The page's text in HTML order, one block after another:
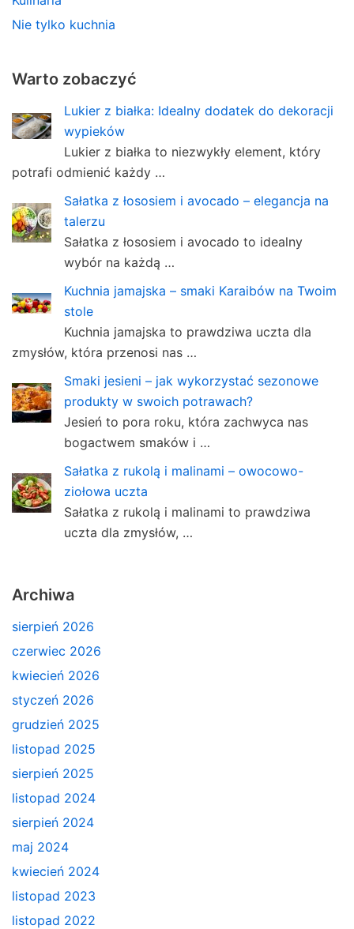
Nie tylko kuchnia
Warto zobaczyć
Lukier z białka: Idealny dodatek do dekoracji
wypieków
Lukier z białka to niezwykły element, który
potrafi odmienić każdy …
Sałatka z łososiem i avocado – elegancja na
talerzu
Sałatka z łososiem i avocado to idealny
wybór na każdą …
Kuchnia jamajska – smaki Karaibów na Twoim
stole
Kuchnia jamajska to prawdziwa uczta dla
zmysłów, która przenosi nas …
Smaki jesieni – jak wykorzystać sezonowe
produkty w swoich potrawach?
Jesień to pora roku, która zachwyca nas
bogactwem smaków i …
Sałatka z rukolą i malinami – owocowo-
ziołowa uczta
Sałatka z rukolą i malinami to prawdziwa
uczta dla zmysłów, …
Archiwa
sierpień 2026
czerwiec 2026
kwiecień 2026
styczeń 2026
grudzień 2025
listopad 2025
sierpień 2025
listopad 2024
sierpień 2024
maj 2024
kwiecień 2024
listopad 2023
listopad 2022